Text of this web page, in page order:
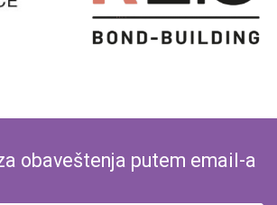
obaveštenja putem email-a